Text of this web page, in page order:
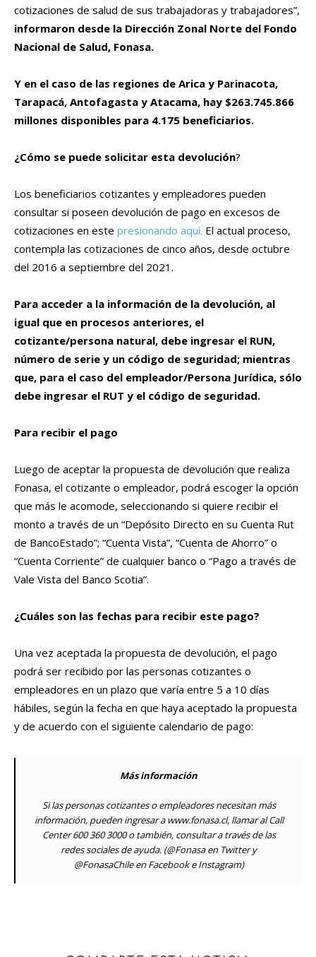
cotizaciones de salud de sus trabajadoras y trabajadores”,
informaron desde la Dirección Zonal Norte del Fondo
Nacional de Salud, Fonasa.
Y en el caso de las regiones de Arica y Parinacota,
Tarapacá, Antofagasta y Atacama, hay $263.745.866
millones disponibles para 4.175 beneficiarios.
¿Cómo se puede solicitar esta devolución?
Los beneficiarios cotizantes y empleadores pueden
consultar si poseen devolución de pago en excesos de
cotizaciones en este presionando aquí. El actual proceso,
contempla las cotizaciones de cinco años, desde octubre
del 2016 a septiembre del 2021.
Para acceder a la información de la devolución, al
igual que en procesos anteriores, el
cotizante/persona natural, debe ingresar el RUN,
número de serie y un código de seguridad; mientras
que, para el caso del empleador/Persona Jurídica, sólo
debe ingresar el RUT y el código de seguridad.
Para recibir el pago
Luego de aceptar la propuesta de devolución que realiza
Fonasa, el cotizante o empleador, podrá escoger la opción
que más le acomode, seleccionando si quiere recibir el
monto a través de un “Depósito Directo en su Cuenta Rut
de BancoEstado”; “Cuenta Vista”, “Cuenta de Ahorro” o
“Cuenta Corriente” de cualquier banco o “Pago a través de
Vale Vista del Banco Scotia”.
¿Cuáles son las fechas para recibir este pago?
Una vez aceptada la propuesta de devolución, el pago
podrá ser recibido por las personas cotizantes o
empleadores en un plazo que varía entre 5 a 10 días
hábiles, según la fecha en que haya aceptado la propuesta
y de acuerdo con el siguiente calendario de pago:
Más información
Si las personas cotizantes o empleadores necesitan más
información, pueden ingresar a www.fonasa.cl, llamar al Call
Center 600 360 3000 o también, consultar a través de las
redes sociales de ayuda. (@Fonasa en Twitter y
@FonasaChile en Facebook e Instagram)